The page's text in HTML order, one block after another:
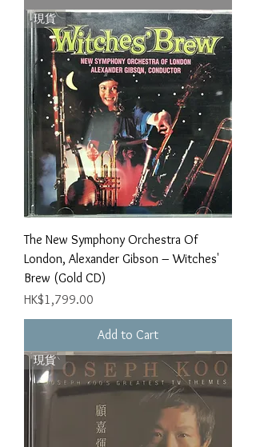
現貨
The New Symphony Orchestra Of
London, Alexander Gibson – Witches'
Brew (Gold CD)
Price
HK$1,799.00
Add to Cart
現貨